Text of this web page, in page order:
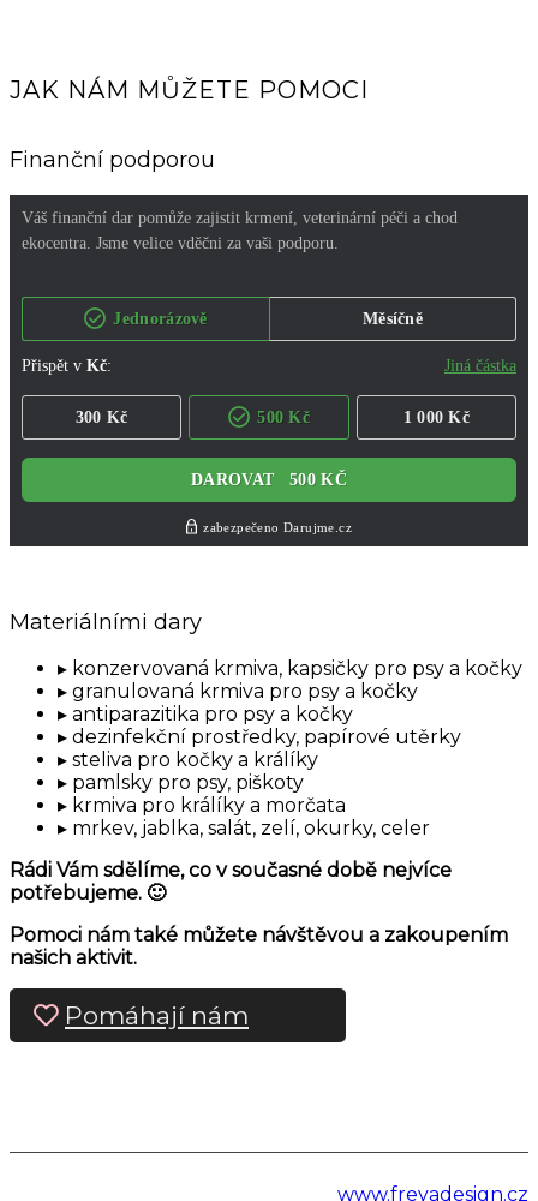
JAK NÁM MŮŽETE POMOCI
Finanční podporou
Materiálními dary
konzervovaná krmiva, kapsičky pro psy a kočky
granulovaná krmiva pro psy a kočky
antiparazitika pro psy a kočky
dezinfekční prostředky, papírové utěrky
steliva pro kočky a králíky
pamlsky pro psy, piškoty
krmiva pro králíky a morčata
mrkev, jablka, salát, zelí, okurky, celer
Rádi Vám sdělíme, co v současné době nejvíce
potřebujeme. 🙂
Pomoci nám také můžete návštěvou a zakoupením
našich aktivit.
Pomáhají nám
www.freyadesign.cz